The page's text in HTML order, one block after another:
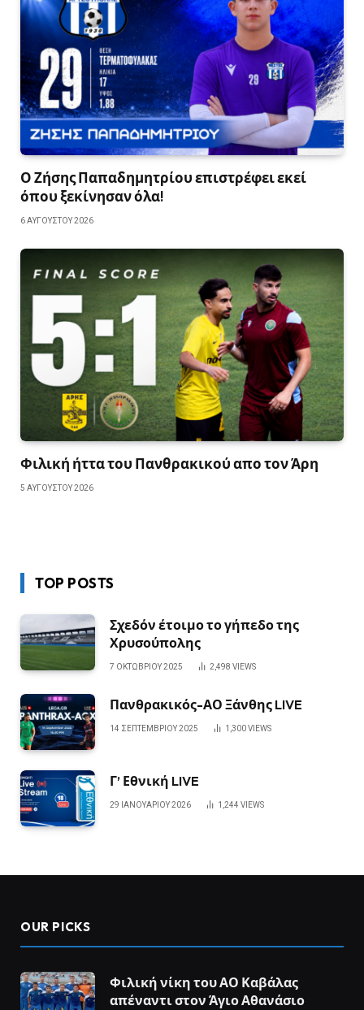
Ο Ζήσης Παπαδημητρίου επιστρέφει εκεί
όπου ξεκίνησαν όλα!
6 ΑΥΓΟΎΣΤΟΥ 2026
Φιλική ήττα του Πανθρακικού απο τον Άρη
5 ΑΥΓΟΎΣΤΟΥ 2026
TOP POSTS
Σχεδόν έτοιμο το γήπεδο της
Χρυσούπολης
7 ΟΚΤΩΒΡΊΟΥ 2025 2,498 VIEWS
Πανθρακικός-ΑΟ Ξάνθης LIVE
14 ΣΕΠΤΕΜΒΡΊΟΥ 2025 1,300VIEWS
Γ’ Εθνική LIVE
29 ΙΑΝΟΥΑΡΊΟΥ 2026 1,244 VIEWS
OUR PICKS
Φιλική νίκη του ΑΟ Καβάλας
απέναντι στον Άγιο Αθανάσιο